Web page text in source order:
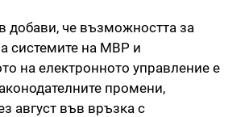
добави, че възможността за
системите на МВР и
на електронното управление е
промени,
август във връзка с